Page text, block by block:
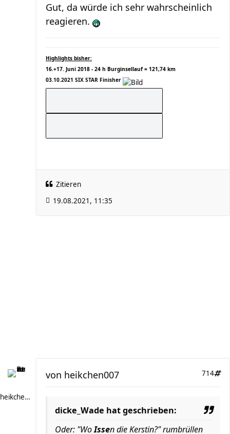
Gut, da würde ich sehr wahrscheinlich
reagieren.
Highlights bisher:
16.+17. Juni 2018 - 24 h Burginsellauf = 121,74 km
03.10.2021 SIX STAR Finisher
Zitieren
19.08.2021, 11:35
heikchen007
714
von heikchen007
dicke_Wade hat geschrieben:
Oder: "WoIssen die Kerstin?" rumbrüllen